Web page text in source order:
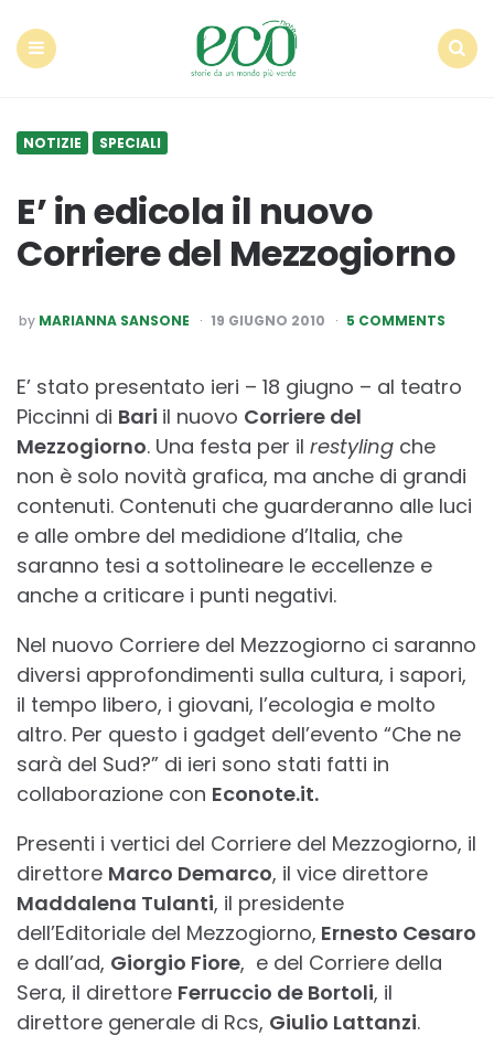
NOTIZIE SPECIALI
E’ in edicola il nuovo
Corriere del Mezzogiorno
POSTED
BY
by MARIANNA SANSONE 19 GIUGNO 2010 5 COMMENTS
E’ stato presentato ieri – 18 giugno – al teatro
Piccinni di Bari il nuovo Corriere del
Mezzogiorno. Una festa per il restyling che
non è solo novità grafica, ma anche di grandi
contenuti. Contenuti che guarderanno alle luci
e alle ombre del medidione d’Italia, che
saranno tesi a sottolineare le eccellenze e
anche a criticare i punti negativi.
Nel nuovo Corriere del Mezzogiorno ci saranno
diversi approfondimenti sulla cultura, i sapori,
il tempo libero, i giovani, l’ecologia e molto
altro. Per questo i gadget dell’evento “Che ne
sarà del Sud?” di ieri sono stati fatti in
collaborazione con Econote.it.
Presenti i vertici del Corriere del Mezzogiorno, il
direttore Marco Demarco, il vice direttore
Maddalena Tulanti, il presidente
dell’Editoriale del Mezzogiorno, Ernesto Cesaro
e dall’ad, Giorgio Fiore, e del Corriere della
Sera, il direttore Ferruccio de Bortoli, il
direttore generale di Rcs, Giulio Lattanzi.